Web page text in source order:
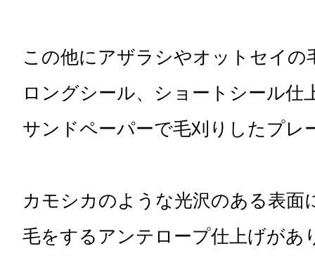
この他にアザラシやオットセイの
ロングシール、ショートシール仕
サンドペーパーで毛刈りしたプレ
カモシカのような光沢のある表面
毛をするアンテロープ仕上げがあ